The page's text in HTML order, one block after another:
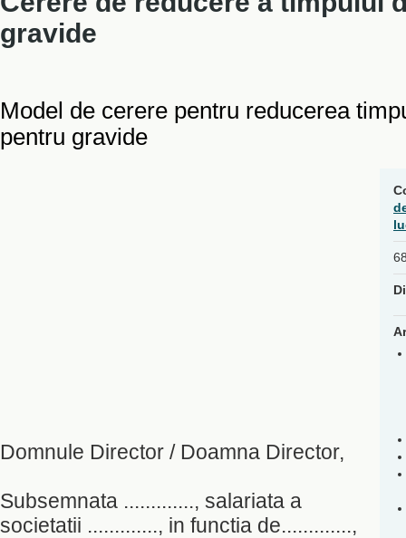
gravide
Model de cerere pentru reducerea
pentru gravide
Domnule Director / Doamna Director,
Subsemnata ............., salariata a
societatii ............., in functia de.............,